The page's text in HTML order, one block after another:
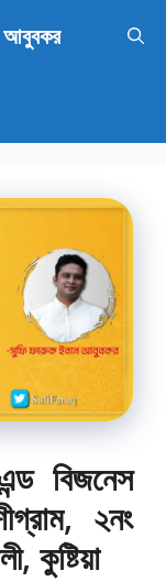
আবুবকর
বিজনেস
২নং
কুষ্টিয়া